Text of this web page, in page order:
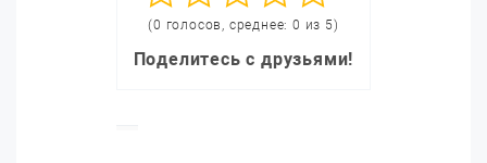
(0 голосов, среднее: 0 из 5)
Поделитесь с друзьями!